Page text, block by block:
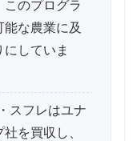
のプログラ
能な農業に及
していま
スフレはユナ
を買収し、